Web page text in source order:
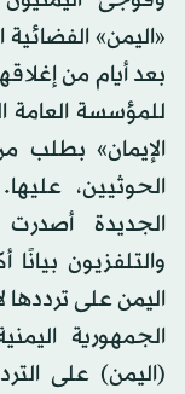
«اليمن»
بعد أيام من
للمؤسسة العامة
الإيمان» بطلب
الحوثيين،
الجديدة أصدرت
والتلفزيون
اليمن على ترددها
الجمهورية
(اليمن) على